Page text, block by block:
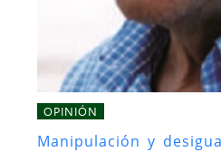
OPINIÓN
Manipulación y